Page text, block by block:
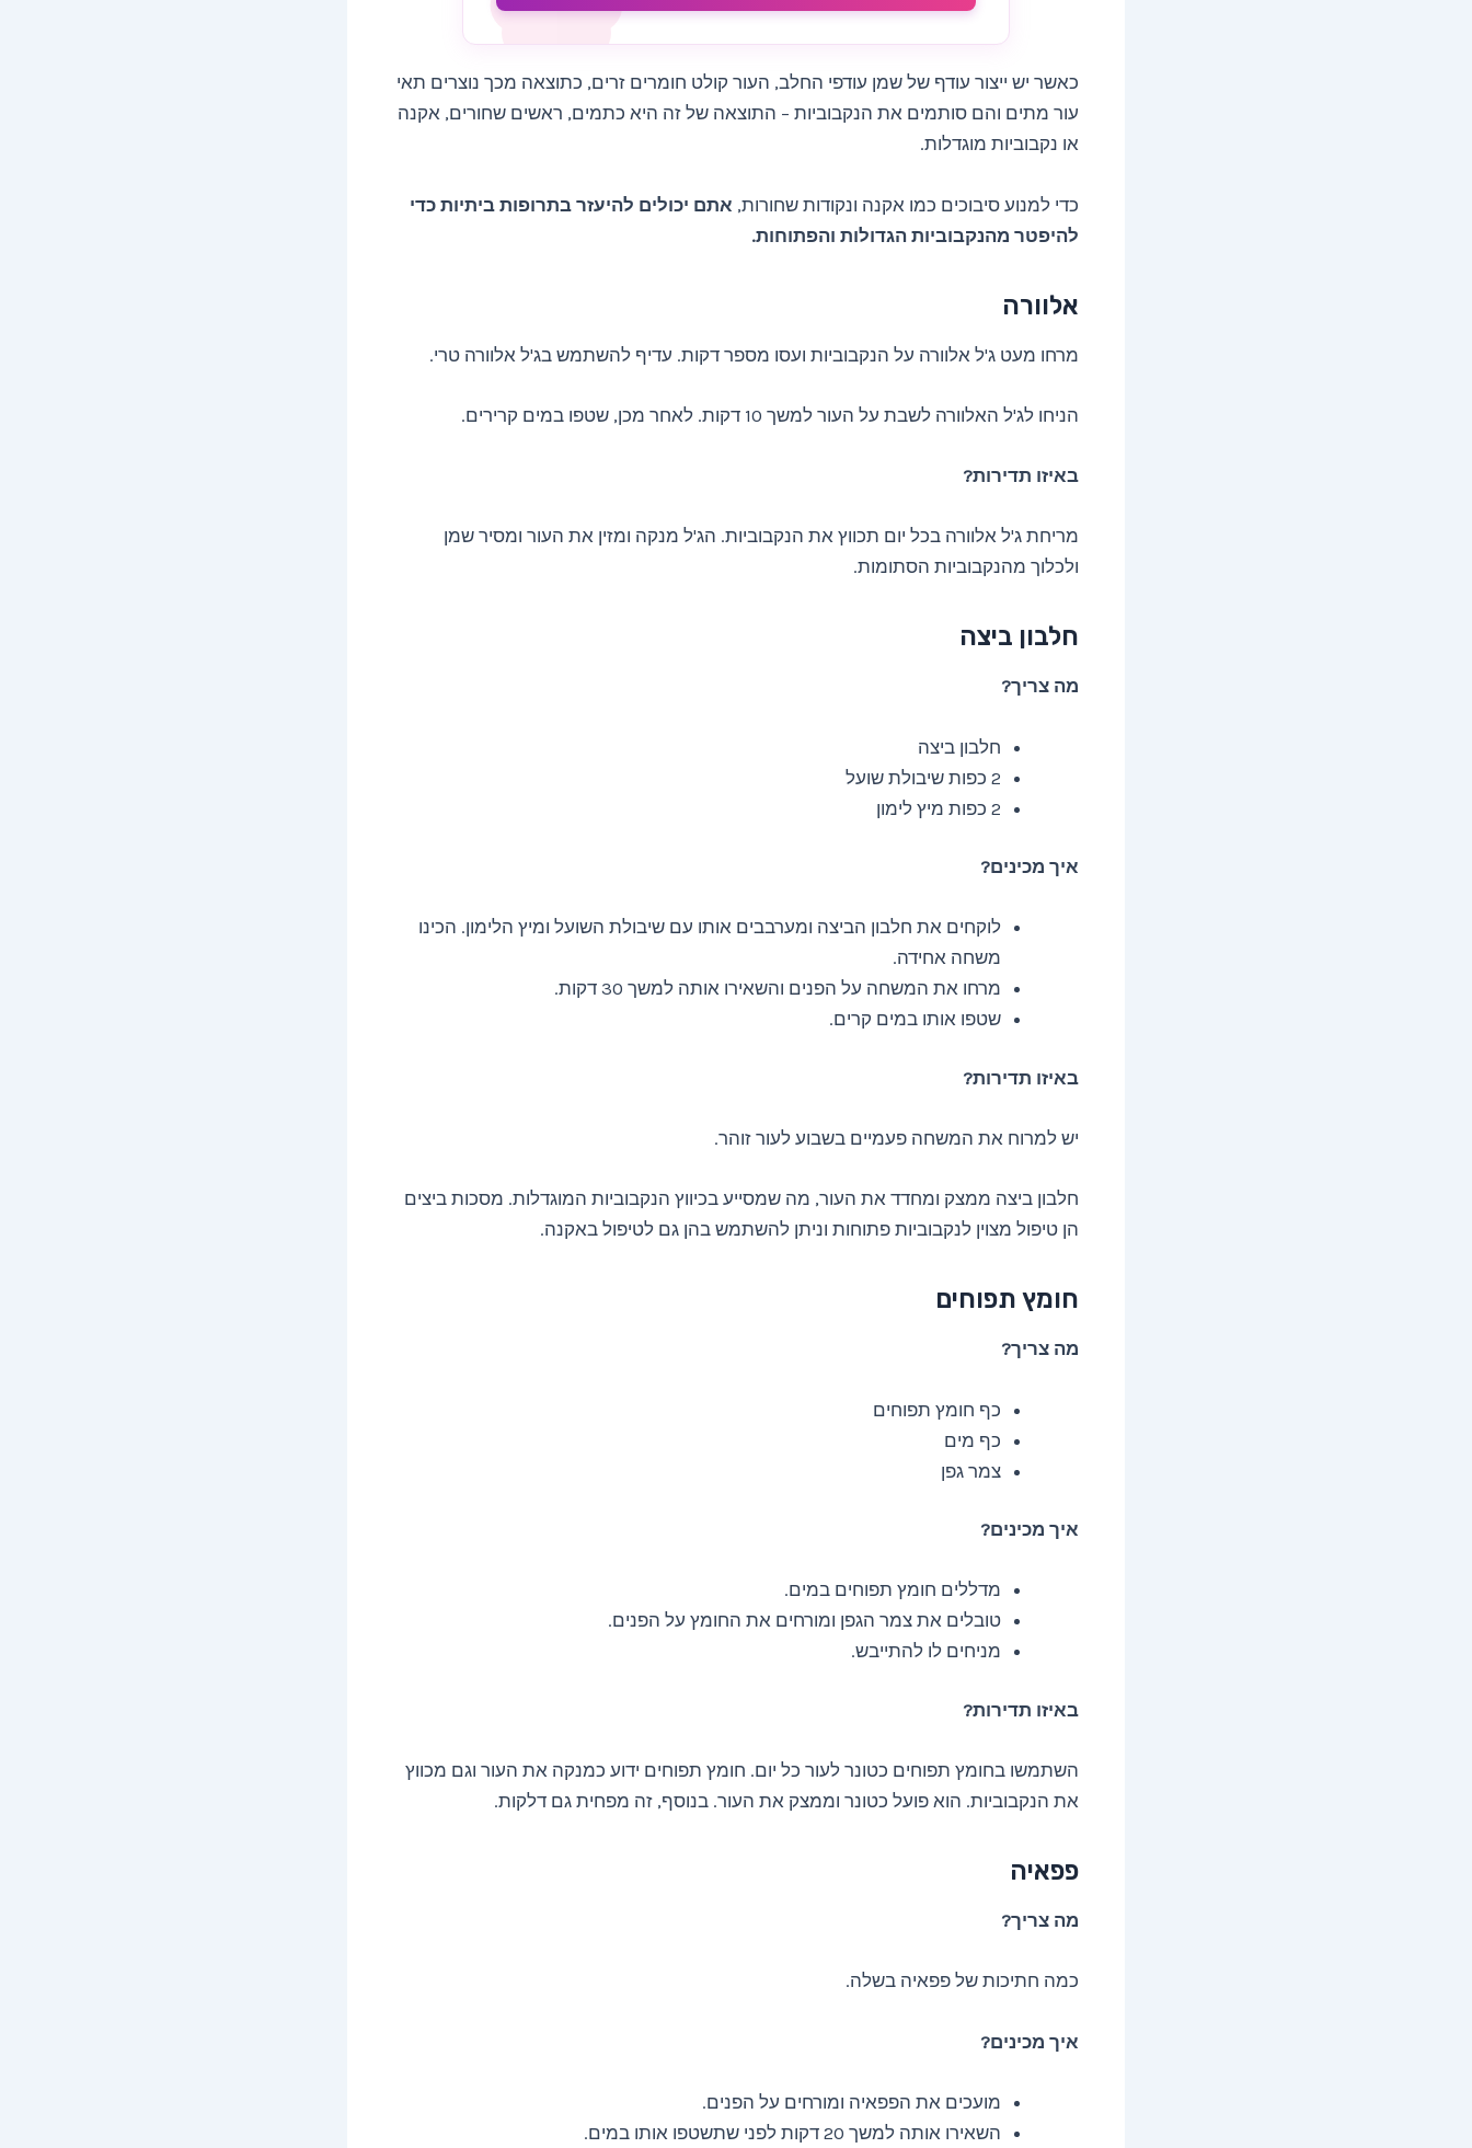
כאשר יש ייצור עודף של שמן עודפי החלב, העור קולט חומרים זרים, כתוצאה מכך נוצרים תאי
עור מתים והם סותמים את הנקבוביות – התוצאה של זה היא כתמים, ראשים שחורים, אקנה
או נקבוביות מוגדלות.
כדי למנוע סיבוכים כמו אקנה ונקודות שחורות, אתם יכולים להיעזר בתרופות ביתיות כדי
להיפטר מהנקבוביות הגדולות והפתוחות.
אלוורה
מרחו מעט ג'ל אלוורה על הנקבוביות ועסו מספר דקות. עדיף להשתמש בג'ל אלוורה טרי.
הניחו לג'ל האלוורה לשבת על העור למשך 10 דקות. לאחר מכן, שטפו במים קרירים.
באיזו תדירות?
מריחת ג'ל אלוורה בכל יום תכווץ את הנקבוביות. הג'ל מנקה ומזין את העור ומסיר שמן
ולכלוך מהנקבוביות הסתומות.
חלבון ביצה
מה צריך?
חלבון ביצה
2 כפות שיבולת שועל
2 כפות מיץ לימון
איך מכינים?
לוקחים את חלבון הביצה ומערבבים אותו עם שיבולת השועל ומיץ הלימון. הכינו
משחה אחידה.
מרחו את המשחה על הפנים והשאירו אותה למשך 30 דקות.
שטפו אותו במים קרים.
באיזו תדירות?
יש למרוח את המשחה פעמיים בשבוע לעור זוהר.
חלבון ביצה ממצק ומחדד את העור, מה שמסייע בכיווץ הנקבוביות המוגדלות. מסכות ביצים
הן טיפול מצוין לנקבוביות פתוחות וניתן להשתמש בהן גם לטיפול באקנה.
חומץ תפוחים
מה צריך?
כף חומץ תפוחים
כף מים
צמר גפן
איך מכינים?
מדללים חומץ תפוחים במים.
טובלים את צמר הגפן ומורחים את החומץ על הפנים.
מניחים לו להתייבש.
באיזו תדירות?
השתמשו בחומץ תפוחים כטונר לעור כל יום. חומץ תפוחים ידוע כמנקה את העור וגם מכווץ
את הנקבוביות. הוא פועל כטונר וממצק את העור. בנוסף, זה מפחית גם דלקות.
פפאיה
מה צריך?
כמה חתיכות של פפאיה בשלה.
איך מכינים?
מועכים את הפפאיה ומורחים על הפנים.
השאירו אותה למשך 20 דקות לפני שתשטפו אותו במים.